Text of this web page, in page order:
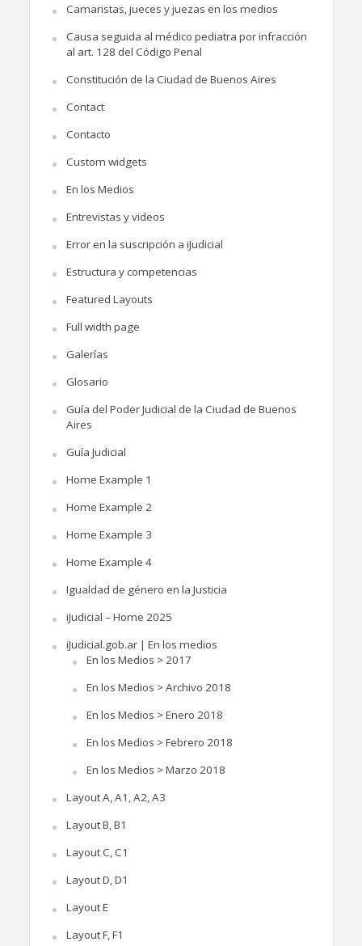
Camaristas, jueces y juezas en los medios
Causa seguida al médico pediatra por infracción
al art. 128 del Código Penal
Constitución de la Ciudad de Buenos Aires
Contact
Contacto
Custom widgets
En los Medios
Entrevistas y videos
Error en la suscripción a iJudicial
Estructura y competencias
Featured Layouts
Full width page
Galerías
Glosario
Guía del Poder Judicial de la Ciudad de Buenos
Aires
Guía Judicial
Home Example 1
Home Example 2
Home Example 3
Home Example 4
Igualdad de género en la Justicia
iJudicial – Home 2025
iJudicial.gob.ar | En los medios
En los Medios > 2017
En los Medios > Archivo 2018
En los Medios > Enero 2018
En los Medios > Febrero 2018
En los Medios > Marzo 2018
Layout A, A1, A2, A3
Layout B, B1
Layout C, C1
Layout D, D1
Layout E
Layout F, F1